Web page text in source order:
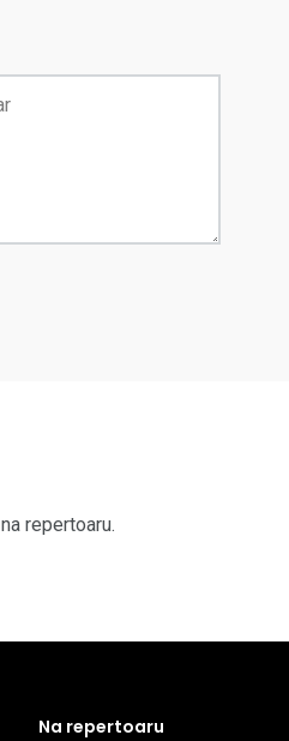
repertoaru.
Na repertoaru